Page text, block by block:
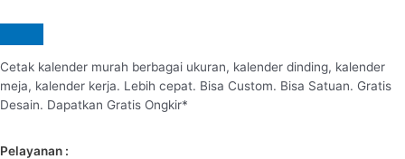
Cetak kalender murah berbagai ukuran, kalender dinding, kalender
meja, kalender kerja. Lebih cepat. Bisa Custom. Bisa Satuan. Gratis
Desain. Dapatkan Gratis Ongkir*
Pelayanan :